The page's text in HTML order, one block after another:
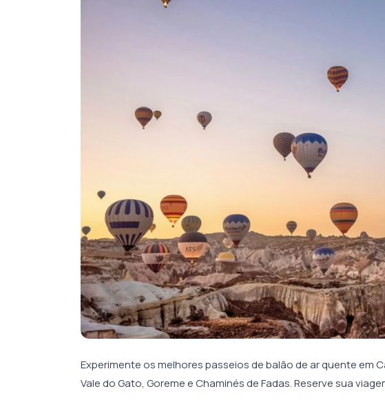
Experimente os melhores passeios de balão de ar quente em
Vale do Gato, Goreme e Chaminés de Fadas. Reserve sua